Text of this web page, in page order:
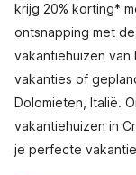
krijg 20% korting*
ontsnapping met
vakantiehuizen
vakanties of
Dolomieten, Italië.
vakantiehuizen in
je perfecte